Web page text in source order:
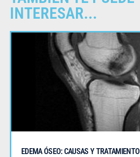
INTERESAR...
EDEMA ÓSEO: CAUSAS Y TRATAMIENTO